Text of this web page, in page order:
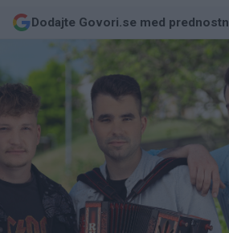
Dodajte Govori.se med